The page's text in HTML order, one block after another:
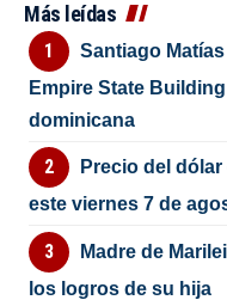
Más leídas
Santiago
Empire State
dominicana
Precio del
este viernes 7 de
Madre de
los logros de su hija